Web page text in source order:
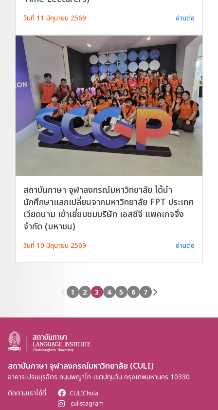
วันที่ 11 มิถุนายน 2569 อ่านต่อ
สถาบันภาษา จุฬาลงกรณ์มหาวิทยาลัย ได้นำ
นักศึกษาแลกเปลี่ยนจากมหาวิทยาลัย FPT ประเทศ
เวียดนาม เข้าเยี่ยมชมบริษัท เอสซีจี แพคเกจจิ้ง
จำกัด (มหาชน)
วันที่ 10 มิถุนายน 2569 อ่านต่อ
1 2 3 4 5 6 7
สถาบันภาษา จุฬาลงกรณ์มหาวิทยาลัย (CULI)
อาคารเปรมบุรฉัตร ถนนพญาไท เขตปทุมวัน กรุงเทพมหานคร 10330
ติดตามเราได้ที่
CULIChula
culistagram